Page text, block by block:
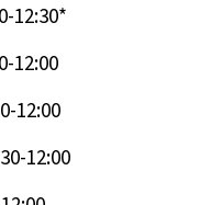
12:30*
12:00
12:00
12:00